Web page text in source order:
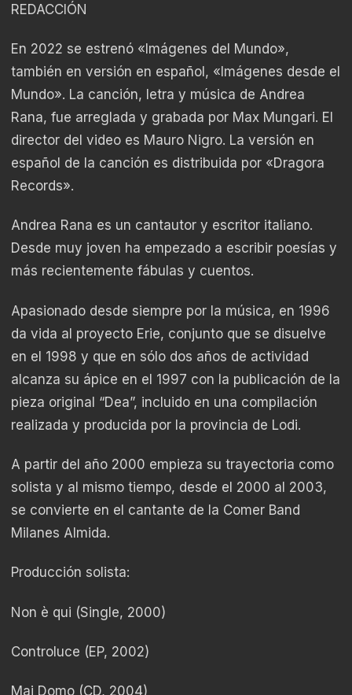
REDACCIÓN
En 2022 se estrenó «Imágenes del Mundo»,
también en versión en español, «Imágenes desde el
Mundo». La canción, letra y música de Andrea
Rana, fue arreglada y grabada por Max Mungari. El
director del video es Mauro Nigro. La versión en
español de la canción es distribuida por «Dragora
Records».
Andrea Rana es un cantautor y escritor italiano.
Desde muy joven ha empezado a escribir poesías y
más recientemente fábulas y cuentos.
Apasionado desde siempre por la música, en 1996
da vida al proyecto Erie, conjunto que se disuelve
en el 1998 y que en sólo dos años de actividad
alcanza su ápice en el 1997 con la publicación de la
pieza original “Dea”, incluido en una compilación
realizada y producida por la provincia de Lodi.
A partir del año 2000 empieza su trayectoria como
solista y al mismo tiempo, desde el 2000 al 2003,
se convierte en el cantante de la Comer Band
Milanes Almida.
Producción solista:
Non è qui (Single, 2000)
Controluce (EP, 2002)
Mai Domo (CD, 2004)